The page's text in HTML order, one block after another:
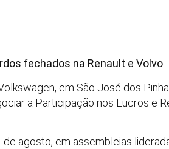
fechados na Renault e Volvo
em São José dos
a Participação nos Lucros e
agosto, em assembleias